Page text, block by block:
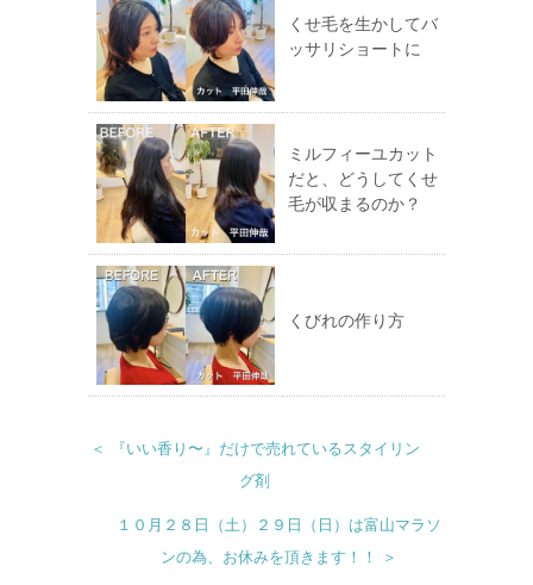
くせ毛を生かしてバ
ッサリショートに
ミルフィーユカット
だと、どうしてくせ
毛が収まるのか？
くびれの作り方
＜ 『いい香り〜』だけで売れているスタイリン
グ剤
１０月２８日（土）２９日（日）は富山マラソ
ンの為、お休みを頂きます！！ ＞